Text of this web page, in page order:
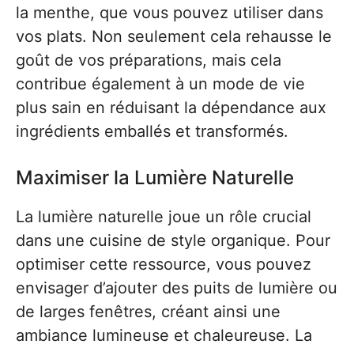
la menthe, que vous pouvez utiliser dans
vos plats. Non seulement cela rehausse le
goût de vos préparations, mais cela
contribue également à un mode de vie
plus sain en réduisant la dépendance aux
ingrédients emballés et transformés.
Maximiser la Lumière Naturelle
La lumière naturelle joue un rôle crucial
dans une cuisine de style organique. Pour
optimiser cette ressource, vous pouvez
envisager d’ajouter des puits de lumière ou
de larges fenêtres, créant ainsi une
ambiance lumineuse et chaleureuse. La